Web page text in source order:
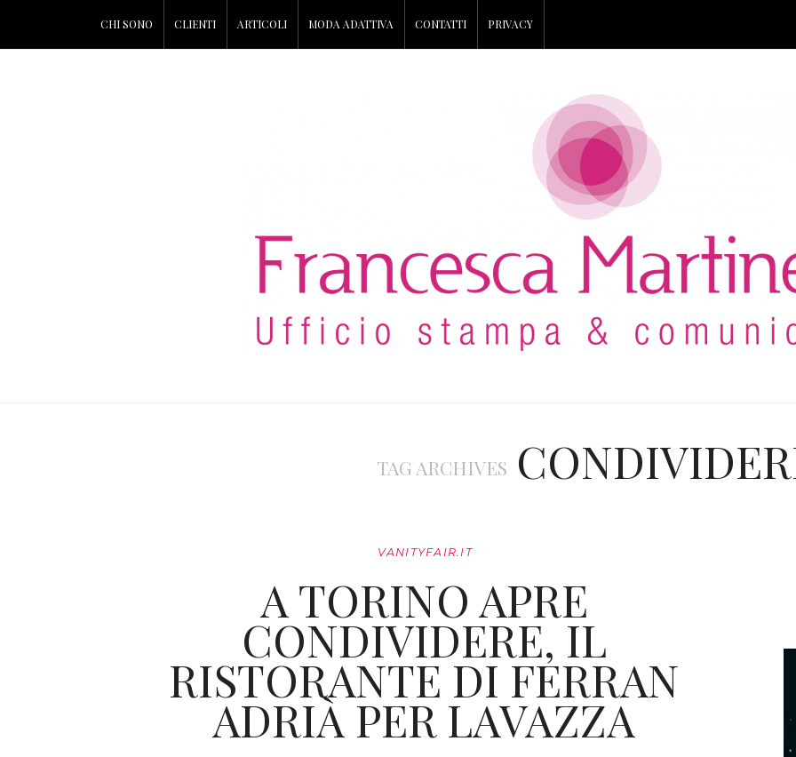
CHI SONO CLIENTI ARTICOLI MODA ADATTIVA CONTATTI PRIVACY
TAG ARCHIVES
VANITYFAIR.IT
A TORINO APRE
CONDIVIDERE, IL
RISTORANTE DI FERRAN
ADRIÀ PER LAVAZZA